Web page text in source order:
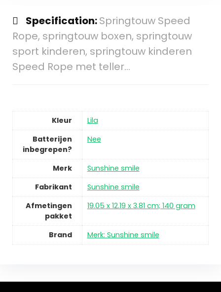
Specification:Springtouw Speed
Rope, springtouw boxen, springtouw
sport kinderen, springtouw kinderen
Speed Rope met teller…
Kleur
Lila
Batterijen
inbegrepen?
Nee
Merk
Sunshine smile
Fabrikant
Sunshine smile
Afmetingen
pakket
19.05 x 12.19 x 3.81 cm; 140 gram
Brand Merk: Sunshine smile